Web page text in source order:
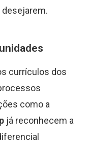
currículos dos
como a
já reconhecem a